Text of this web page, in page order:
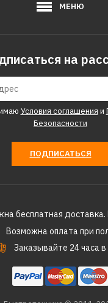
МЕНЮ
на
Условия соглашения и
Безопасности
ПОДПИСАТЬСЯ
бесплатная
Возможна оплата при
Заказывайте 24 часа в